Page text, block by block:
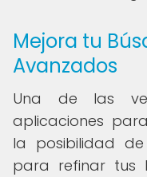
Mejora tu
Avanzados
Una de las
aplicaciones
la posibilidad
para refinar tus